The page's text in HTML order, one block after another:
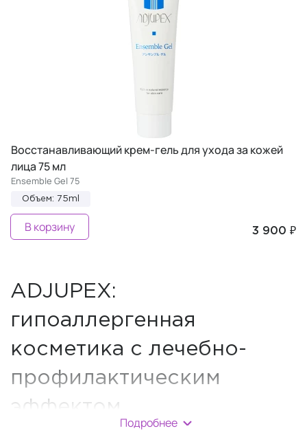
Восстанавливающий крем-гель для ухода за кожей
лица 75 мл
Ensemble Gel 75
Объем: 75ml
3 900 ₽
В корзину
ADJUPEX:
гипоаллергенная
косметика с лечебно-
профилактическим
эффектом
Подробнее